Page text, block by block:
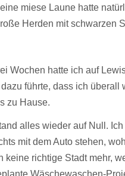
miese Laune hatte
Herden mit schwarzen
Wochen hatte ich auf
führte, dass ich
zu Hause.
alles wieder auf Null.
mit dem Auto stehen,
keine richtige Stadt mehr,